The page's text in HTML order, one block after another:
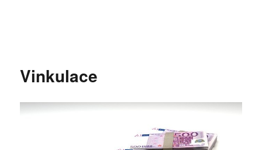
Vinkulace